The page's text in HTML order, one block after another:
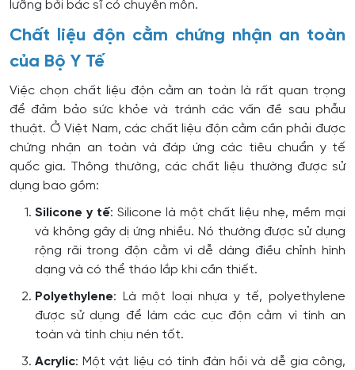
lưỡng bởi bác sĩ có chuyên môn.
Chất liệu độn cằm chứng nhận an toàn
của Bộ Y Tế
Việc chọn chất liệu độn cằm an toàn là rất quan trọng
để đảm bảo sức khỏe và tránh các vấn đề sau phẫu
thuật. Ở Việt Nam, các chất liệu độn cằm cần phải được
chứng nhận an toàn và đáp ứng các tiêu chuẩn y tế
quốc gia. Thông thường, các chất liệu thường được sử
dụng bao gồm:
Silicone y tế: Silicone là một chất liệu nhẹ, mềm mại
và không gây dị ứng nhiều. Nó thường được sử dụng
rộng rãi trong độn cằm vì dễ dàng điều chỉnh hình
dạng và có thể tháo lắp khi cần thiết.
Polyethylene: Là một loại nhựa y tế, polyethylene
được sử dụng để làm các cục độn cằm vì tính an
toàn và tính chịu nén tốt.
Acrylic: Một vật liệu có tính đàn hồi và dễ gia công,